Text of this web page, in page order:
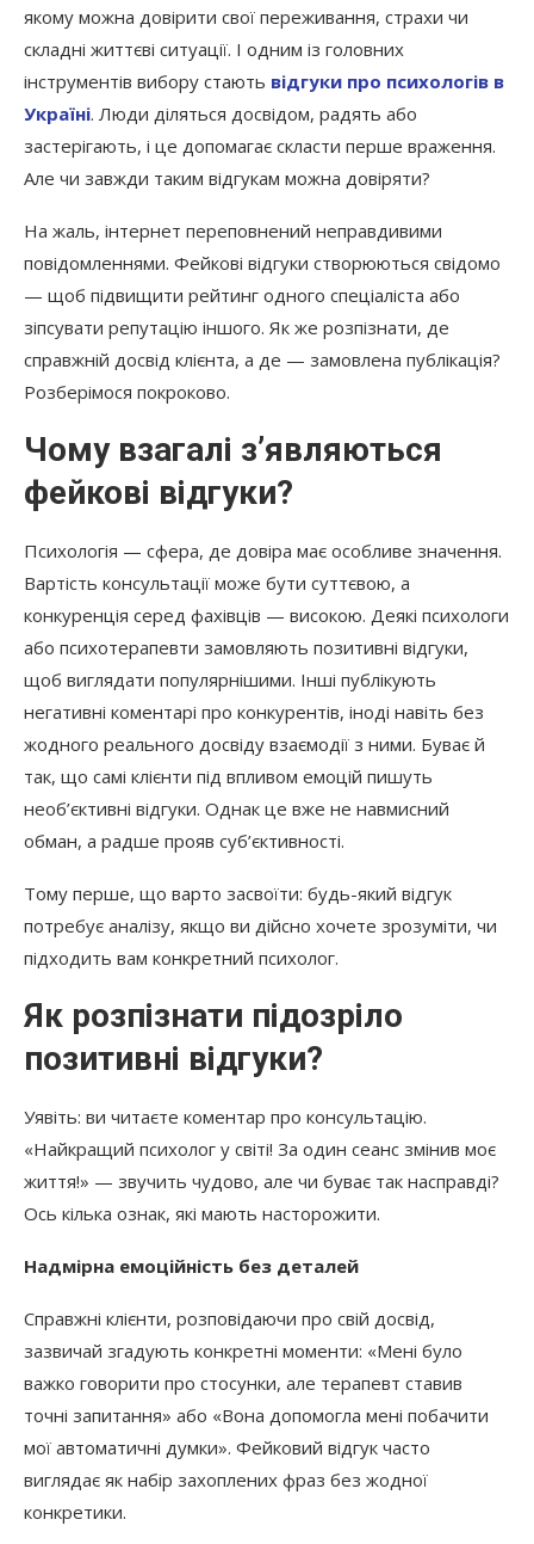
якому можна довірити свої переживання, страхи чи
складні життєві ситуації. І одним із головних
інструментів вибору стають відгуки про психологів в
Україні. Люди діляться досвідом, радять або
застерігають, і це допомагає скласти перше враження.
Але чи завжди таким відгукам можна довіряти?
На жаль, інтернет переповнений неправдивими
повідомленнями. Фейкові відгуки створюються свідомо
— щоб підвищити рейтинг одного спеціаліста або
зіпсувати репутацію іншого. Як же розпізнати, де
справжній досвід клієнта, а де — замовлена публікація?
Розберімося покроково.
Чому взагалі з’являються
фейкові відгуки?
Психологія — сфера, де довіра має особливе значення.
Вартість консультації може бути суттєвою, а
конкуренція серед фахівців — високою. Деякі психологи
або психотерапевти замовляють позитивні відгуки,
щоб виглядати популярнішими. Інші публікують
негативні коментарі про конкурентів, іноді навіть без
жодного реального досвіду взаємодії з ними. Буває й
так, що самі клієнти під впливом емоцій пишуть
необ’єктивні відгуки. Однак це вже не навмисний
обман, а радше прояв суб’єктивності.
Тому перше, що варто засвоїти: будь-який відгук
потребує аналізу, якщо ви дійсно хочете зрозуміти, чи
підходить вам конкретний психолог.
Як розпізнати підозріло
позитивні відгуки?
Уявіть: ви читаєте коментар про консультацію.
«Найкращий психолог у світі! За один сеанс змінив моє
життя!» — звучить чудово, але чи буває так насправді?
Ось кілька ознак, які мають насторожити.
Надмірна емоційність без деталей
Справжні клієнти, розповідаючи про свій досвід,
зазвичай згадують конкретні моменти: «Мені було
важко говорити про стосунки, але терапевт ставив
точні запитання» або «Вона допомогла мені побачити
мої автоматичні думки». Фейковий відгук часто
виглядає як набір захоплених фраз без жодної
конкретики.